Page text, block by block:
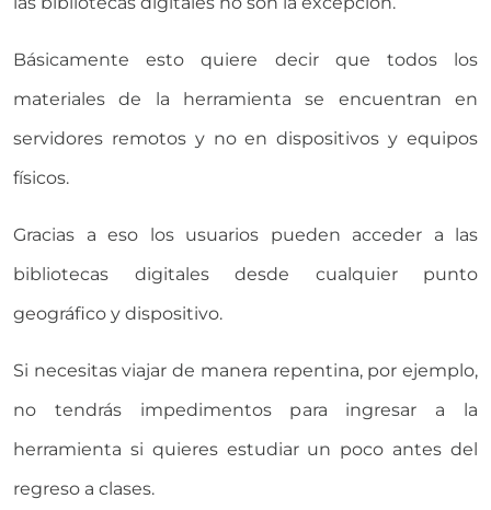
Básicamente esto quiere decir que todos los
materiales de la herramienta se encuentran en
servidores remotos y no en dispositivos y equipos
físicos.
Gracias a eso los usuarios pueden acceder a las
bibliotecas digitales desde cualquier punto
geográfico y dispositivo.
Si necesitas viajar de manera repentina, por ejemplo,
no tendrás impedimentos para ingresar a la
herramienta si quieres estudiar un poco antes del
regreso a clases.